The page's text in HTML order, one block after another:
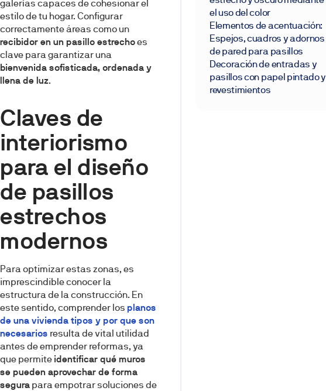
galerías capaces de cohesionar el
estilo de tu hogar. Configurar
correctamente áreas como un
recibidor en un pasillo estrechoes
clave para garantizar una
bienvenida sofisticada, ordenada y
llena de luz.
Claves de
interiorismo
para el diseño
de pasillos
estrechos
modernos
Para optimizar estas zonas, es
imprescindible conocer la
estructura de la construcción. En
este sentido, comprender los planos
de una vivienda tipos y por que son
necesarios resulta de vital utilidad
antes de emprender reformas, ya
que permite identificar qué muros
se pueden aprovechar de forma
segura para empotrar soluciones de
el uso del color
Elementos de acentuación:
Espejos, cuadros y adornos
de pared para pasillos
Decoración de entradas y
pasillos con papel pintado y
revestimientos